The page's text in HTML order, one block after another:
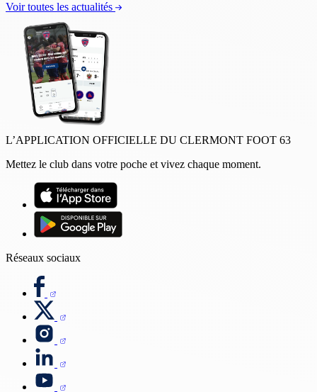
Voir toutes les actualités
L’APPLICATION OFFICIELLE DU CLERMONT FOOT 63
Mettez le club dans votre poche et vivez chaque moment.
Réseaux sociaux